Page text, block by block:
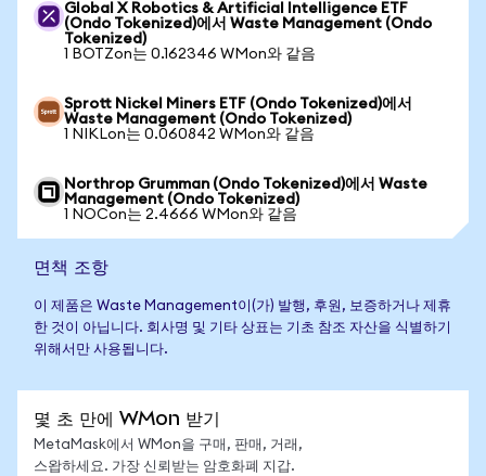
Global X Robotics & Artificial Intelligence ETF
(Ondo Tokenized)에서 Waste Management (Ondo
Tokenized)
1 BOTZon는 0.162346 WMon와 같음
Sprott Nickel Miners ETF (Ondo Tokenized)에서
Waste Management (Ondo Tokenized)
1 NIKLon는 0.060842 WMon와 같음
Northrop Grumman (Ondo Tokenized)에서 Waste
Management (Ondo Tokenized)
1 NOCon는 2.4666 WMon와 같음
면책 조항
이 제품은 Waste Management이(가) 발행, 후원, 보증하거나 제휴
한 것이 아닙니다. 회사명 및 기타 상표는 기초 참조 자산을 식별하기
위해서만 사용됩니다.
몇 초 만에 WMon 받기
MetaMask에서 WMon을 구매, 판매, 거래,
스왑하세요. 가장 신뢰받는 암호화폐 지갑.